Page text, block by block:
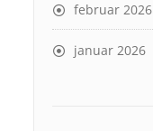
februar 2026
januar 2026